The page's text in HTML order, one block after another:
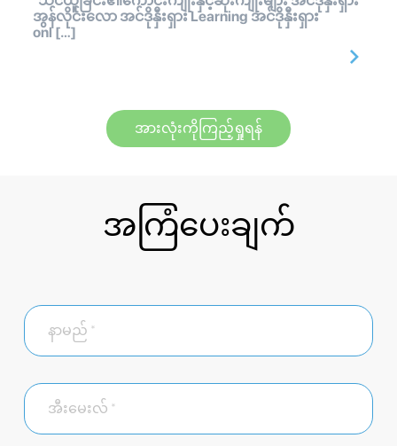
အွန်လိုင်းလော အင်ဒိုနှီးရှား Learning အင်ဒိုနှီးရှား
onl […]
အားလုံးကိုကြည့်ရှုရန်
အကြံပေးချက်